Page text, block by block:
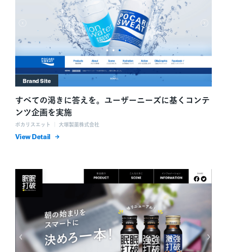
Brand Site
すべての渇きに答えを。ユーザーニーズに基くコンテ
ンツ企画を実施
ポカリスエット ｜ 大塚製薬株式会社
詳細を表示